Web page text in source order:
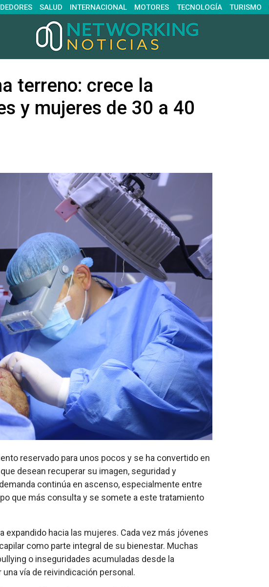
SALUD INTERNACIONAL MOTORES TECNOLOGÍA TURISMO
terreno: crece la
y mujeres de 30 a 40
reservado para unos pocos y se ha convertido en
desean recuperar su imagen, seguridad y
continúa en ascenso, especialmente entre
que más consulta y se somete a este tratamiento
expandido hacia las mujeres. Cada vez más jóvenes
como parte integral de su bienestar. Muchas
o inseguridades acumuladas desde la
vía de reivindicación personal.